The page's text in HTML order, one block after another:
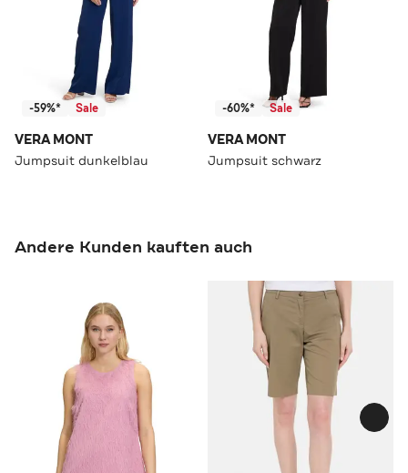
-59%* Sale
VERA MONT
Jumpsuit dunkelblau
-60%* Sale
VERA MONT
Jumpsuit schwarz
Andere Kunden kauften auch